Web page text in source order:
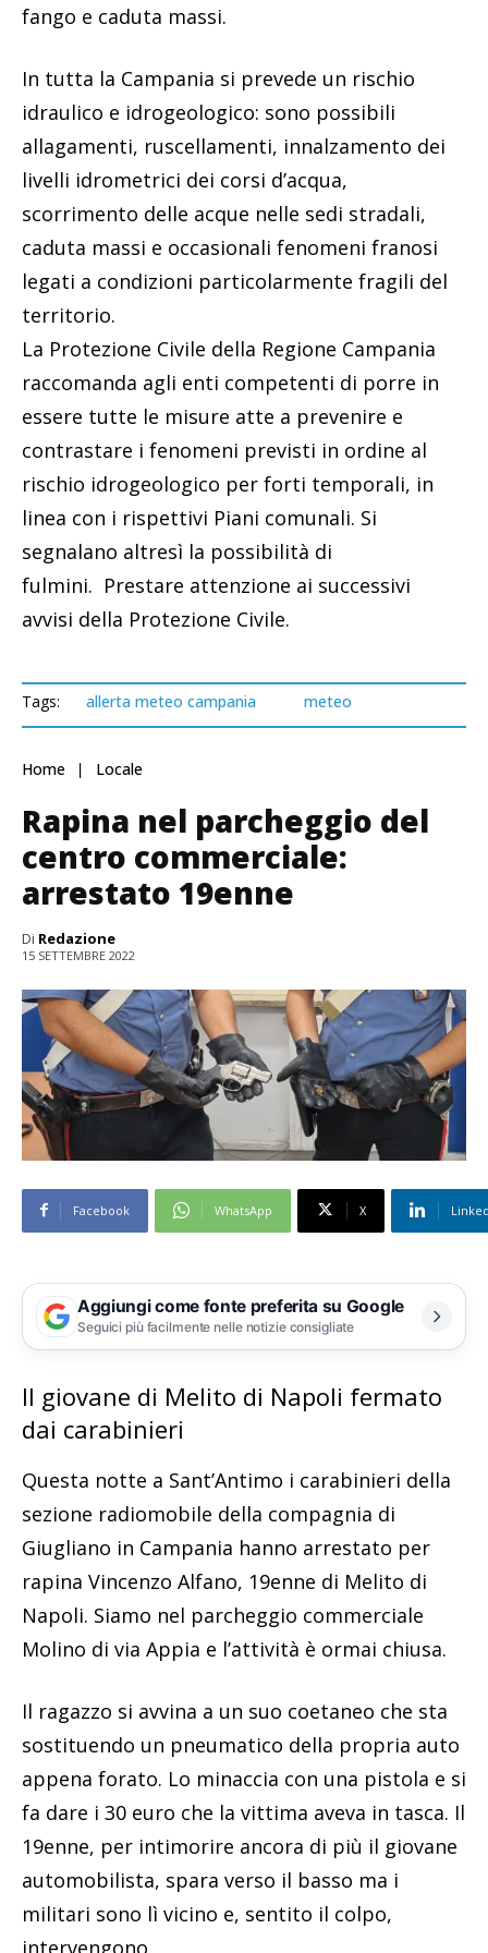
fango e caduta massi.
In tutta la Campania si prevede un rischio
idraulico e idrogeologico: sono possibili
allagamenti, ruscellamenti, innalzamento dei
livelli idrometrici dei corsi d’acqua,
scorrimento delle acque nelle sedi stradali,
caduta massi e occasionali fenomeni franosi
legati a condizioni particolarmente fragili del
territorio.
La Protezione Civile della Regione Campania
raccomanda agli enti competenti di porre in
essere tutte le misure atte a prevenire e
contrastare i fenomeni previsti in ordine al
rischio idrogeologico per forti temporali, in
linea con i rispettivi Piani comunali. Si
segnalano altresì la possibilità di
fulmini. Prestare attenzione ai successivi
avvisi della Protezione Civile.
Tags: allerta meteo campania meteo
Home Locale
Rapina nel parcheggio del
centro commerciale:
arrestato 19enne
Di Redazione
15 SETTEMBRE 2022
Facebook WhatsApp X
Aggiungi come fonte preferita su Google
Seguici più facilmente nelle notizie consigliate
Il giovane di Melito di Napoli fermato
dai carabinieri
Questa notte a Sant’Antimo i carabinieri della
sezione radiomobile della compagnia di
Giugliano in Campania hanno arrestato per
rapina Vincenzo Alfano, 19enne di Melito di
Napoli. Siamo nel parcheggio commerciale
Molino di via Appia e l’attività è ormai chiusa.
Il ragazzo si avvina a un suo coetaneo che sta
sostituendo un pneumatico della propria auto
appena forato. Lo minaccia con una pistola e si
fa dare i 30 euro che la vittima aveva in tasca. Il
19enne, per intimorire ancora di più il giovane
automobilista, spara verso il basso ma i
militari sono lì vicino e, sentito il colpo,
intervengono.